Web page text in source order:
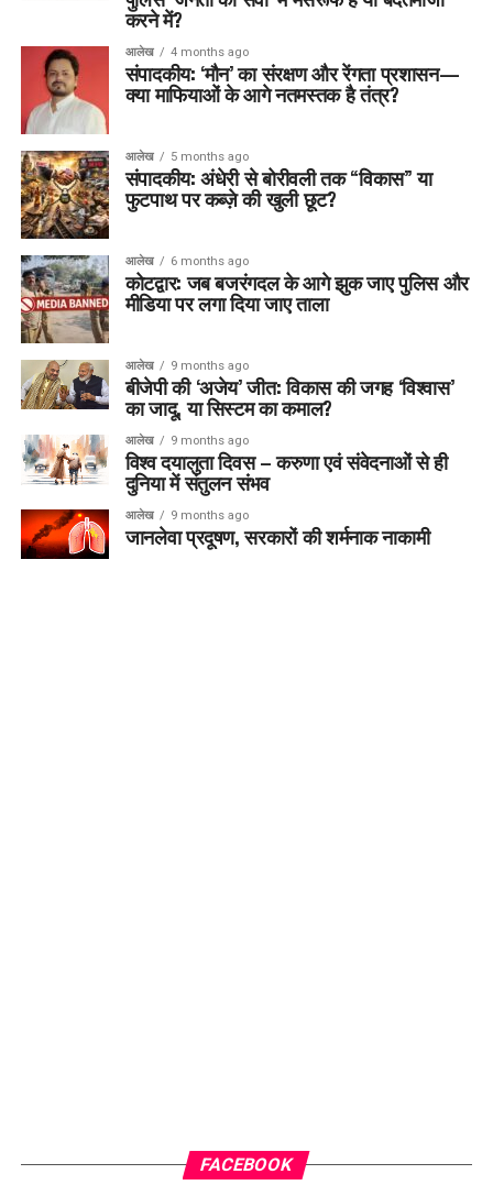
करने में?
आलेख 4 months ago
संपादकीय: ‘मौन’ का संरक्षण और रेंगता प्रशासन—
क्या माफियाओं के आगे नतमस्तक है तंत्र?
आलेख 5 months ago
संपादकीय: अंधेरी से बोरीवली तक “विकास” या
फुटपाथ पर कब्ज़े की खुली छूट?
आलेख 6 months ago
कोटद्वार: जब बजरंगदल के आगे झुक जाए पुलिस और
मीडिया पर लगा दिया जाए ताला
आलेख 9 months ago
बीजेपी की ‘अजेय’ जीत: विकास की जगह ‘विश्वास’
का जादू, या सिस्टम का कमाल?
आलेख 9 months ago
विश्व दयालुता दिवस – करुणा एवं संवेदनाओं से ही
दुनिया में संतुलन संभव
आलेख 9 months ago
जानलेवा प्रदूषण, सरकारों की शर्मनाक नाकामी
FACEBOOK